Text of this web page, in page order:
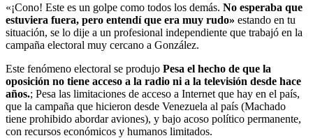
«¡Cono! Este es un golpe como todos los demás. No esperaba que
estuviera fuera, pero entendí que era muy rudo» estando en tu
situación, se lo dije a un profesional independiente que trabajó en la
campaña electoral muy cercano a González.
Este fenómeno electoral se produjo Pesa el hecho de que la
oposición no tiene acceso a la radio ni a la televisión desde hace
años.; Pesa las limitaciones de acceso a Internet que hay en el país,
que la campaña que hicieron desde Venezuela al país (Machado
tiene prohibido abordar aviones), y bajo acoso político permanente,
con recursos económicos y humanos limitados.